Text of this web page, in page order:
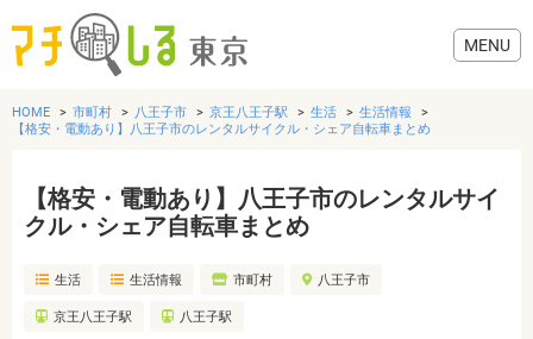
グルメ
美容・健康
HOME 市町村 八王子市 京王八王子駅 生活
生活情報
【格安・電動あり】八王子市のレンタルサイクル・シェア自転車まとめ
【格安・電動あり】八王子市のレンタルサイ
クル・シェア自転車まとめ
生活 生活情報 市町村 八王子市
京王八王子駅 八王子駅